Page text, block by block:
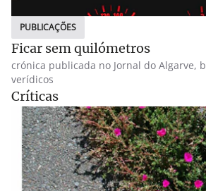
PUBLICAÇÕES
Ficar sem quilómetros
crónica publicada no Jornal do Algarve,
verídicos
Críticas